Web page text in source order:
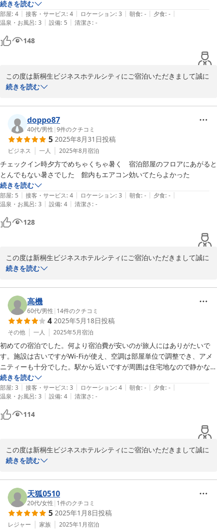
続きを読む
部屋: 4 | 接客・サービス: 4 | ロケーション: 3 | 朝食: - | 夕食: - |
温泉・お風呂: 3 | 設備: 5 | 清潔さ: -
148
この度は新桐生ビジネスホテルシティにご宿泊いただきまして誠に
ありがとうございました。機会がございました際はまた宜しくお願
続きを読む
doppo87
40代/男性 |9件のクチコミ
5 2025年8月31日投稿
ビジネス 一人 2025年8月宿泊
チェックイン時夕方でめちゃくちゃ暑く　宿泊部屋のフロアにあがると
とんでもない暑さでした　館内もエアコン効いてたらよかった
続きを読む
部屋: 5 | 接客・サービス: 4 | ロケーション: 3 | 朝食: - | 夕食: - |
温泉・お風呂: 3 | 設備: 4 | 清潔さ: -
128
この度は新桐生ビジネスホテルシティにご宿泊いただきまして誠に
ありがとうございました。機会がございました際はまた宜しくお願
2025-08-31
続きを読む
高機
60代/男性 | 14件のクチコミ
4 2025年5月18日投稿
その他 一人 2025年5月宿泊
初めての宿泊でした。何より宿泊費が安いのが旅人にはありがたいで
す。施設は古いですがWi-Fiが使え、空調は部屋単位で調整でき、アメ
ニティーも十分でした。駅から近いですが周囲は住宅地なので静かなの
も良かったです。またお世話になりたいホテルでした。
続きを読む
部屋: 3 | 接客・サービス: 3 | ロケーション: 4 | 朝食: - | 夕食: - |
温泉・お風呂: 3 | 設備: 4 | 清潔さ: -
114
この度は新桐生ビジネスホテルシティにご宿泊いただきまして誠に
ありがとうございました。機会がございました際はまた宜しくお願
2025-05-22
続きを読む
天狐0510
20代/女性 | 1件のクチコミ
5 2025年1月8日投稿
レジャー 家族 2025年1月宿泊